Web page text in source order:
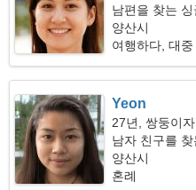
남편을 찾는 싱
양산시
여행하다, 대
Yeon
27년, 쌍둥이자
남자 친구를
양산시
혼례